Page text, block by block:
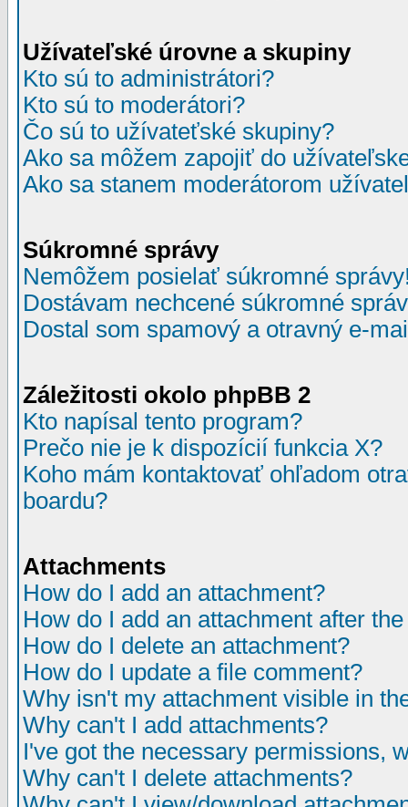
Užívateľské úrovne a skupiny
Kto sú to administrátori?
Kto sú to moderátori?
Čo sú to užívateťské skupiny?
Ako sa môžem zapojiť do
Ako sa stanem moderátorom
Súkromné správy
Nemôžem posielať súkromné
Dostávam nechcené súkromné
Dostal som spamový a otravný e-
Záležitosti okolo phpBB 2
Kto napísal tento program?
Prečo nie je k dispozícií funkcia X?
Koho mám kontaktovať ohľadom
boardu?
Attachments
How do I add an attachment?
How do I add an attachment after
How do I delete an attachment?
How do I update a file comment?
Why isn't my attachment visible in
Why can't I add attachments?
I've got the necessary permissions,
Why can't I delete attachments?